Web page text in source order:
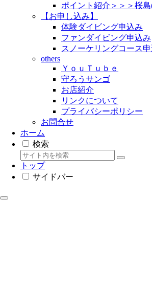
ポイント紹介＞＞＞桜
【お申し込み】
体験ダイビング申込み
ファンダイビング申込み
スノーケリングコース
others
ＹｏｕＴｕｂｅ
守ろうサンゴ
お店紹介
リンクについて
プライバシーポリシー
お問合せ
ホーム
検索
トップ
サイドバー